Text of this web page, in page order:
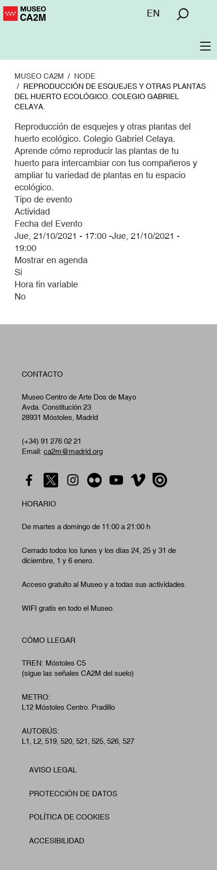
Pasar
Menú
EN
MUSEO CA2M
NODE
REPRODUCCIÓN DE ESQUEJES Y OTRAS PLANTAS
DEL HUERTO ECOLÓGICO. COLEGIO GABRIEL
CELAYA.
Reproducción de esquejes y otras plantas del
huerto ecológico. Colegio Gabriel Celaya.
Aprende cómo reproducir las plantas de tu
huerto para intercambiar con tus compañeros y
ampliar tu variedad de plantas en tu espacio
ecológico.
Tipo de evento
Actividad
Fecha del Evento
Jue, 21/10/2021 - 17:00 -Jue, 21/10/2021 -
19:00
Mostrar en agenda
Si
Hora fin variable
No
CONTACTO
Museo Centro de Arte Dos de Mayo
Avda. Constitución 23
28931 Móstoles, Madrid
(+34) 91 276 02 21
Email: ca2m@madrid.org
HORARIO
De martes a domingo de 11:00 a 21:00 h
Cerrado todos los lunes y los días 24, 25 y 31 de
diciembre, 1 y 6 enero.
Acceso gratuito al Museo y a todas sus actividades.
WIFI gratis en todo el Museo.
CÓMO LLEGAR
TREN: Móstoles C5
(sigue las señales CA2M del suelo)
METRO:
L12 Móstoles Centro. Pradillo
AUTOBÚS:
L1, L2, 519, 520, 521, 525, 526, 527
Footer
AVISO LEGAL
PROTECCIÓN DE DATOS
POLÍTICA DE COOKIES
ACCESIBILIDAD